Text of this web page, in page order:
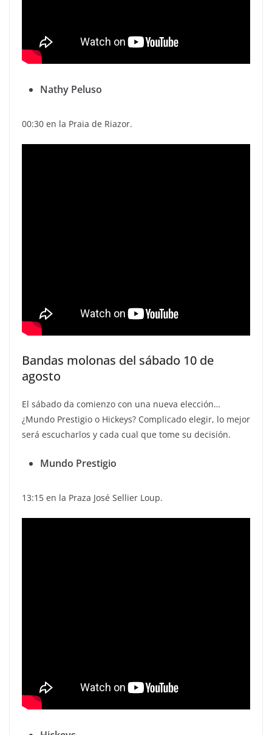
Nathy Peluso
00:30 en la Praia de Riazor.
Bandas molonas del sábado 10 de
agosto
El sábado da comienzo con una nueva elección…
¿Mundo Prestigio o Hickeys? Complicado elegir, lo mejor
será escucharlos y cada cual que tome su decisión.
Mundo Prestigio
13:15 en la Praza José Sellier Loup.